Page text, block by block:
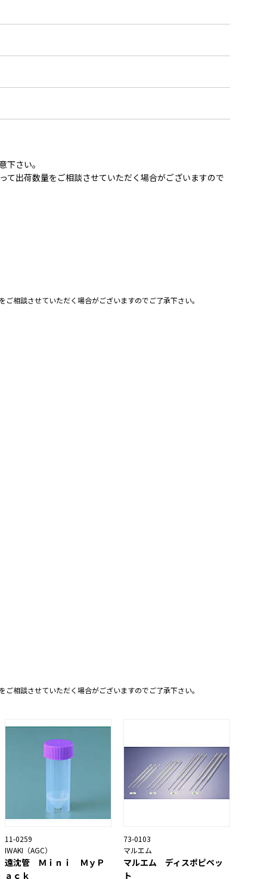
さい。
出荷数量をご相談させていただく場合がございますので
相談させていただく場合がございますのでご了承下さい。
相談させていただく場合がございますのでご了承下さい。
11-0259
IWAKI（AGC）
遠沈管 Ｍｉｎｉ ＭｙＰ
ａｃｋ
73-0103
マルエム
マルエム ディスポピペッ
ト